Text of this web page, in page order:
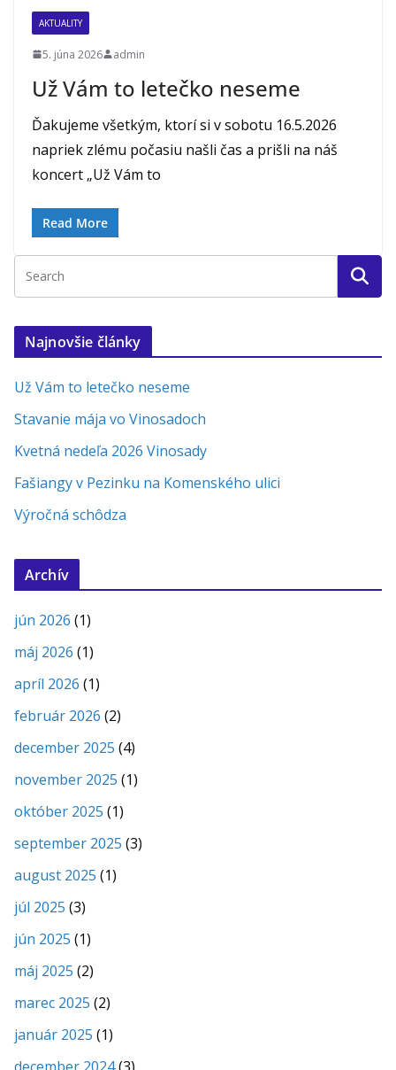
AKTUALITY
5. júna 2026 admin
Už Vám to letečko neseme
Ďakujeme všetkým, ktorí si v sobotu 16.5.2026
napriek zlému počasiu našli čas a prišli na náš
koncert „Už Vám to
Read More
Najnovšie články
Už Vám to letečko neseme
Stavanie mája vo Vinosadoch
Kvetná nedeľa 2026 Vinosady
Fašiangy v Pezinku na Komenského ulici
Výročná schôdza
Archív
jún 2026 (1)
máj 2026 (1)
apríl 2026 (1)
február 2026 (2)
december 2025 (4)
november 2025 (1)
október 2025 (1)
september 2025 (3)
august 2025 (1)
júl 2025 (3)
jún 2025 (1)
máj 2025 (2)
marec 2025 (2)
január 2025 (1)